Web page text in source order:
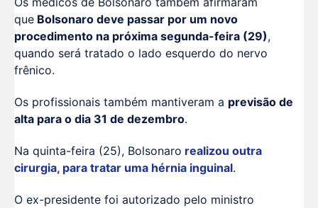
que Bolsonaro deve passar por um novo
procedimento na próxima segunda-feira (29),
quando será tratado o lado esquerdo do nervo
frênico.
Os profissionais também mantiveram a previsão de
alta para o dia 31 de dezembro.
Na quinta-feira (25), Bolsonaro realizou outra
cirurgia, para tratar uma hérnia inguinal.
O ex-presidente foi autorizado pelo ministro